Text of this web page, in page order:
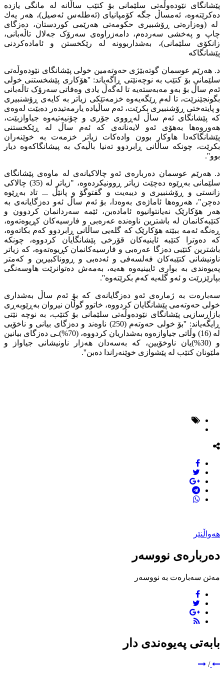
پێشانگای نێودەوڵەتی سلێمانی بۆ کتێب ساڵانە لە مانگی یازدە
دەكرێتەوە، ئەمساڵ جگە کۆمپانیای (ئەطلەس ئەصیل)، هەر یەك
لە (وەزارەتی ڕۆشبیری حکومەتی هەرێمی کوردستان، دەزگای
چاپ و پەخشی سەردەم، دامەزراوەی سەرۆک جەلال تاڵەبانی،
زانکۆی سلێمانی)، بەشداربوونە لە رێكخستن و ئامادەكردنی
پێشانگاكە
د. هەرێم عوسمان گوتەبێژی حەوتەمین خولی پێشانگای نێودەوڵەتی
سلێمانی بۆ کتێب بە نوچەنێتی ڕاگەیاند: ''هۆکاری پێشخستنی خولی
ئەم ساڵ بۆ بەو مەبەستەیە تا لەگەڵ یادی وەفاتی سەرۆک تاڵەبانی
بگونجێنرێت، تا لەم ڕێگەیەوە خزمەتێکی زیاتر بە کایەی ڕۆشنبیری
و پایتەختی ڕۆشنبیری بکرێت، ئەم ساڵیادە یارمەتیدەر دەبێت لەوەی
کە پێشانگای ئەم ساڵ لەڕووی جۆری و چۆنیەتیەوە جیاوازبێت،
هەوروەها بەهۆی ئەو لایەنانەی کە ئەم ساڵ لە ڕێکخستنی
پێشانگاکەدا هاوکار بوون وادەکات زیاتر خزمەت بە خوێنەران
بکرێت، چونکە ساڵانی ڕابردوو تەنیا باڵیەک بە پیشانگاکەوە دیار
بوو''.
د. هەرێم عوسمان دەربارەی ئەو چالاكیانەی لە ماوەی پێشانگای
سلێمانی بەڕێوە دەچێت زیاتر ڕوونیكردەوە، "زیاتر لە (35) چالاکی
زانستی و ڕۆشنبیری و دیبەیت و گفتوگۆ و پانێڵ ... تاد بەڕێوە
دەچن"، هەروەها ئاماژەی بەوەدا، بۆ ئەم ساڵ ئەو دەزگایانەی بە
هەر هۆکارێک نەیانتوانیوە ئامادەبن، ئێمە سەردانمان کردوون و
کتێبەکانمان لە باشترین ناوەندە عەرەبی و فارسیەکان کڕیوەتەوە،
ڕەنگە ئەمە ببێتە هۆکارێک کە گلەیی ساڵانی ڕابردوو کەم بکاتەوە،
کە دەوترا کتێبە ئاینیەکان قۆرخی پێشانگایان کردووە، چونکە
باشترین کتێبی دەزگا عەرەبی و فارسیەکانمان کڕیوەتەوە، کە زیاتر
ناونیشانی کتێبەکان فەلسەفی و ئەدەبی و ڕووناکبیرین و کەمتر
پەیوەندی بە بواری ئایینیەوە هەیە، بەمەش دەتوانرێت هاوسەنگی
بپارێزرێت و ئەو گلەیە کەم بکرێتەوە''.
سەبارەت بە ژمارەی ئەو دەزگایانەی کە بۆ ئەم ساڵ بەشداری
خولی حەوتەمی پێشانگایان کردووە، خاتوو گوڵان نیروان بەڕێوبەڕی
بازاڕسازیی پێشانگای نێودەوڵەتی سلێمانی بۆ کتێب، بە نوچە نێتی
ڕایگەیاند: ''بۆ خولی حەوتەم (250) ناوەند و دەزگای بیانی و ناخۆیی
لە (16) وڵاتی جیاوازەوە بەشداریان کردووە، (70%)ـی دەزگای بیانین
و (30%)یان ناوخۆیین، کە بەسەدان هەزار ناونیشانی جیاواز و
ملێونان کتێب لە پێشوازی خوێنەراندا دەبن''.
هەواڵنێر
دەربارەی نووسەر
مەتن سەبارەت بە نووسەر
بابەتی پەیوەندی دار
/